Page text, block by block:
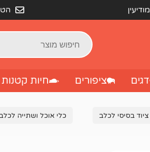
מודיעין
דגים ציפורים חיות קטנות
ציוד בסיסי לכלב כלי אוכל ושתייה